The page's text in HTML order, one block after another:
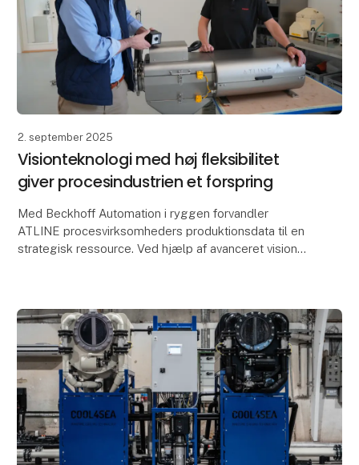
2. september 2025
Visionteknologi med høj fleksibilitet
giver procesindustrien et forspring
Med Beckhoff Automation i ryggen forvandler
ATLINE procesvirksomheders produktionsdata til en
strategisk ressource. Ved hjælp af avanceret vision